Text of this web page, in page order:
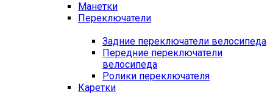
Манетки
Переключатели
Задние переключатели велосипеда
Передние переключатели
велосипеда
Ролики переключателя
Каретки